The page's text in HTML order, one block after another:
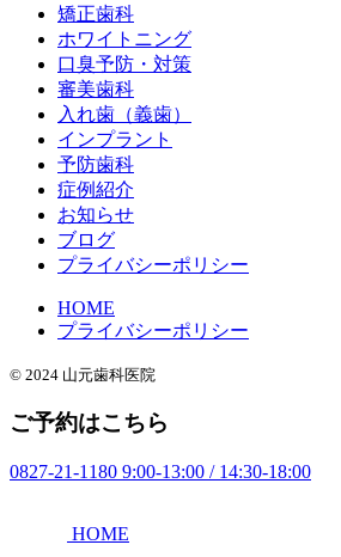
矯正歯科
ホワイトニング
口臭予防・対策
審美歯科
入れ歯（義歯）
インプラント
予防歯科
症例紹介
お知らせ
ブログ
プライバシーポリシー
HOME
プライバシーポリシー
© 2024 山元歯科医院
ご予約はこちら
0827-21-1180 9:00-13:00 / 14:30-18:00
HOME